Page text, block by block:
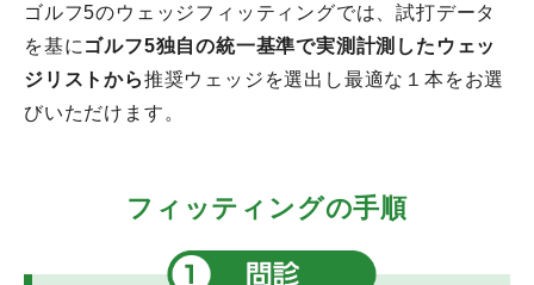
ゴルフ5のウェッジフィッティングでは、試打データ
を基に ゴルフ5独自の統一基準で実測計測した ウェッ
ジリストから推奨ウェッジを選出し最適な１本をお選
びいただけます。
フィッティングの手順